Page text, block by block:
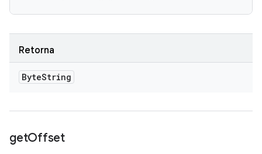
Retorna
ByteString
getOffset